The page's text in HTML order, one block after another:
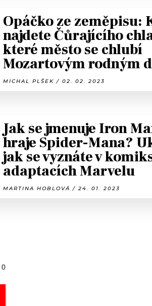
Opáčko ze zeměpisu:
najdete Čůrajícího
které město se chlubí
Mozartovým rodným
MICHAL PLŠEK / 02. 02. 2023
Jak se jmenuje Iron
hraje Spider-Mana?
jak se vyznáte v
adaptacích Marvelu
MARTINA HOBLOVÁ / 24. 01. 2023
0